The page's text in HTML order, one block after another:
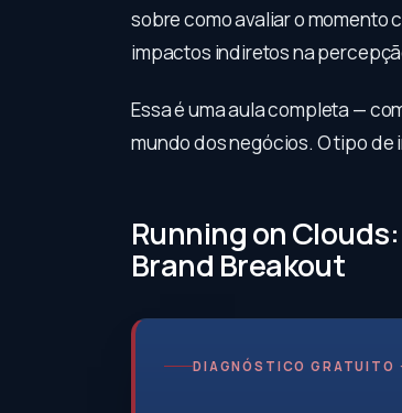
sobre como avaliar o momento
impactos indiretos na
Essa é uma aula completa —
mundo dos negócios. O tipo de
Running on
Brand Breakout
DIAGNÓSTICO GRATUITO